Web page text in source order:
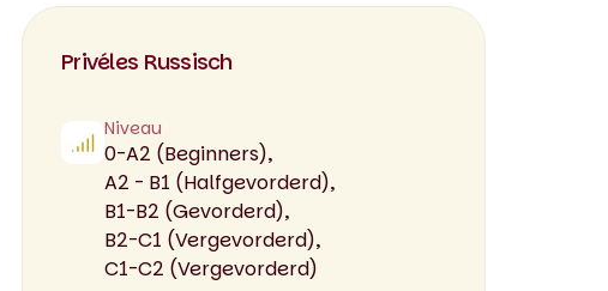
Privéles Russisch
Niveau
0-A2 (Beginners),
A2 - B1 (Halfgevorderd),
B1-B2 (Gevorderd),
B2-C1 (Vergevorderd),
C1-C2 (Vergevorderd)